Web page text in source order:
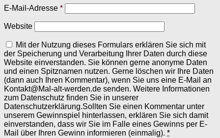
E-Mail-Adresse *
Website
Mit der Nutzung dieses Formulars erklären Sie sich mit
der Speicherung und Verarbeitung Ihrer Daten durch diese
Website einverstanden. Sie können gerne anonyme Daten
und einen Spitznamen nutzen. Gerne löschen wir Ihre Daten
(dann auch Ihren Kommentar), wenn Sie uns eine E-Mail an
Kontakt@Mal-alt-werden.de senden. Weitere Informationen
zum Datenschutz finden Sie in unserer
Datenschutzerklärung.Sollten Sie einen Kommentar unter
unserem Gewinnspiel hinterlassen, erklären Sie sich damit
einverstanden, dass wir Sie im Falle eines Gewinns per E-
Mail über Ihren Gewinn informieren (einmalig). *